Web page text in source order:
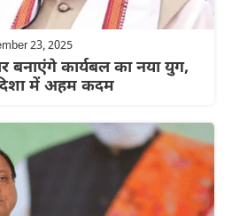
23, 2025
बनाएंगे कार्यबल का नया युग,
में अहम कदम